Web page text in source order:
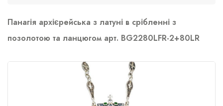
Панагія архієрейська з латуні в срібленні з
позолотою та ланцюгом арт. BG2280LFR-2+80LR